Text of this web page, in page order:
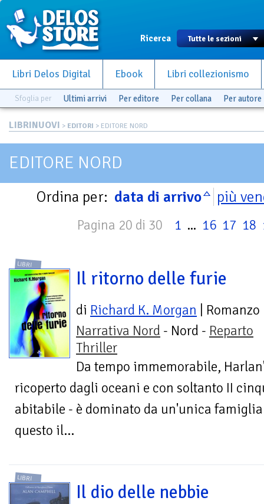
Ricerca
Libri Delos Digital Ebook Libri collezionismo
Sfoglia per Ultimi arrivi Per editore Per collana Per autore
LIBRINUOVI > EDITORI > EDITORE NORD
EDITORE NORD
Ordina per: data di arrivo più
Pagina 20 di 30 1 ... 16 17 18
LIBRI
Il ritorno delle furie
di Richard K. Morgan | Romanzo
Narrativa Nord - Nord - Reparto
Thriller
Da tempo immemorabile,
ricoperto dagli oceani e con soltanto II
abitabile - è dominato da un'unica
questo il...
LIBRI
Il dio delle nebbie